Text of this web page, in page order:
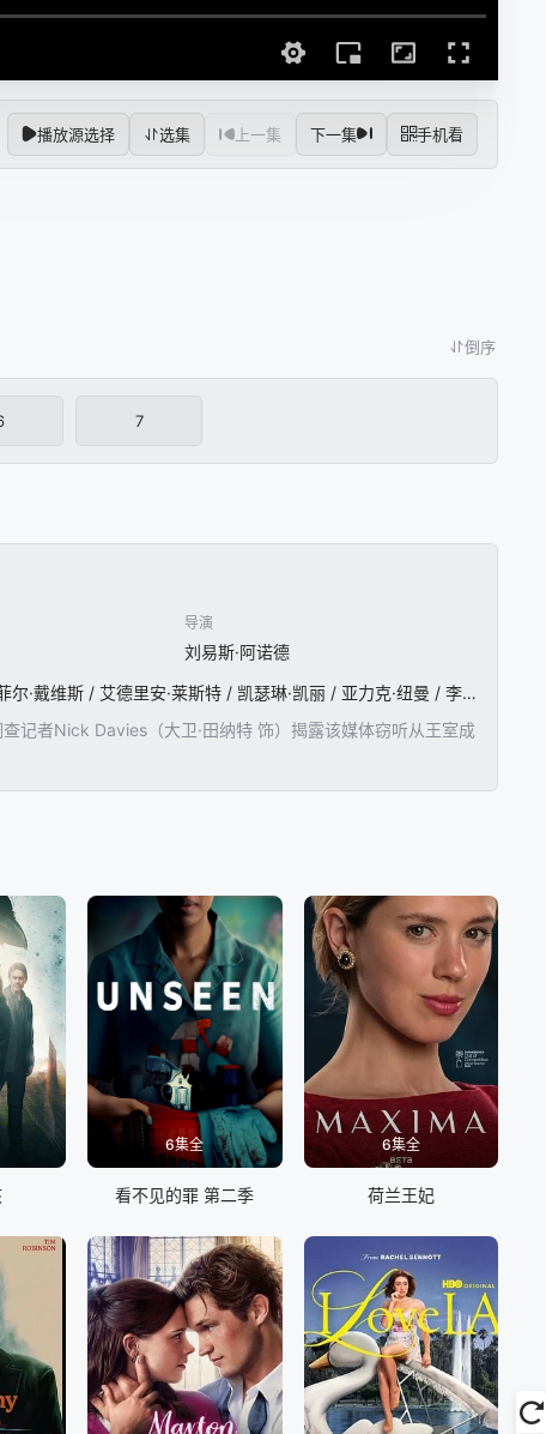
播放源选择 选集 上一集 下一集 手机看
倒序
7
导演
刘易斯·阿诺德
大卫·田纳特 / 罗伯特·卡莱尔 / 托比·琼斯 / 露丝·莱斯利 / 巴里·斯隆 / 劳拉·普沃 / 多格雷·斯科特 / 菲尔·戴维斯 / 艾德里安·莱斯特 / 凯瑟琳·凯丽 / 亚力克·纽曼 / 李·恩格里比 / 史蒂夫·佩姆伯顿 / 伊芙·迈勒斯 / 保罗·凯耶 / 西恩·帕特维 / 皮普·托伦斯 / 凯文·道尔 / 史蒂芬·威丁顿 / 帕特里克·巴拉迪
记者Nick Davies（大卫·田纳特 饰）揭露该媒体窃听从王室成
6集全
看不见的罪 第二季
6集全
荷兰王妃